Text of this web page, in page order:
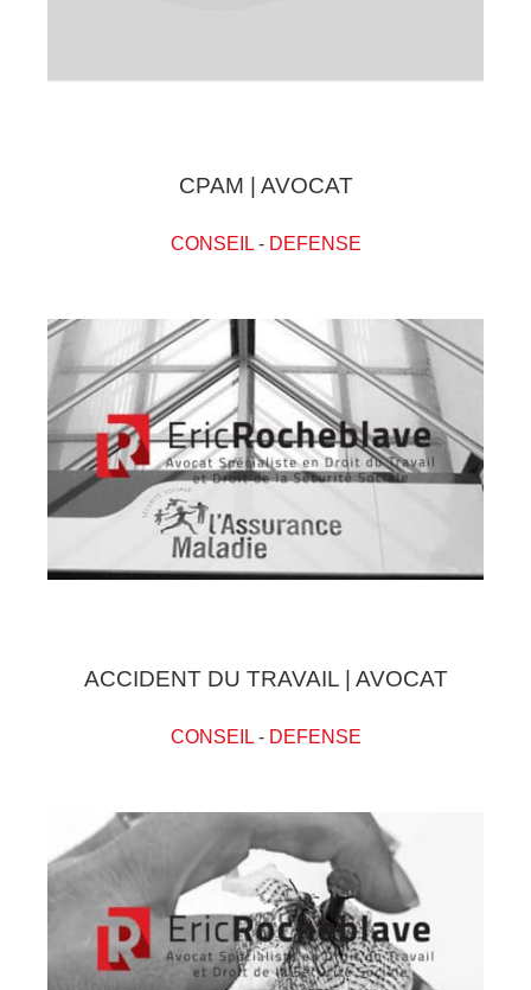
CPAM | AVOCAT
CONSEIL- DEFENSE
ACCIDENT DU TRAVAIL | AVOCAT
CONSEIL- DEFENSE